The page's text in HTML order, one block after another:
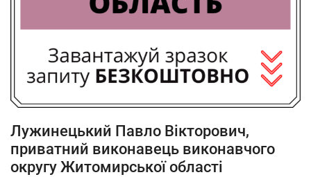
Лужинецький Павло Вікторович,
приватний виконавець виконавчого
округу Житомирської області